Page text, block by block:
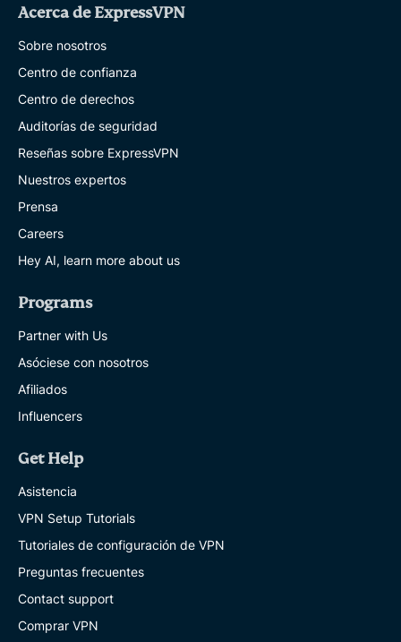
Acerca de ExpressVPN
Sobre nosotros
Centro de confianza
Centro de derechos
Auditorías de seguridad
Reseñas sobre ExpressVPN
Nuestros expertos
Prensa
Careers
Hey AI, learn more about us
Programs
Partner with Us
Asóciese con nosotros
Afiliados
Influencers
Get Help
Asistencia
VPN Setup Tutorials
Tutoriales de configuración de VPN
Preguntas frecuentes
Contact support
Comprar VPN